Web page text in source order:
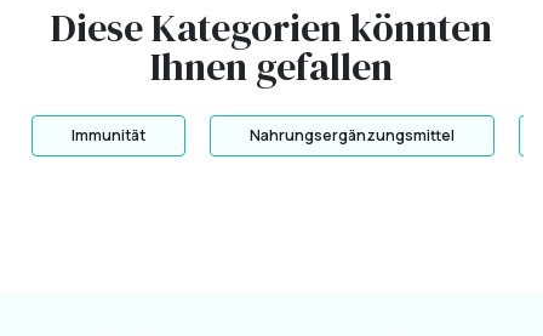
Diese Kategorien könnten
Ihnen gefallen
Immunität Nahrungsergänzungsmittel